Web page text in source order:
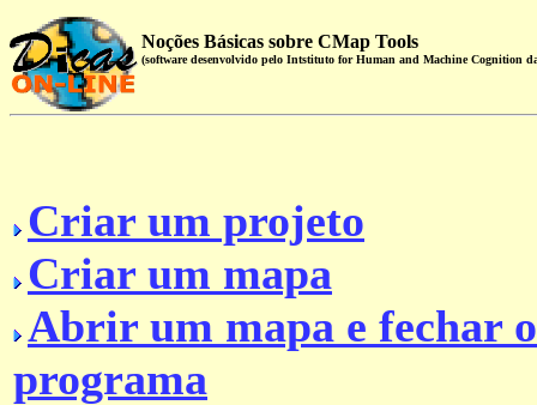
Noções Básicas sobre CMap Tools
(software desenvolvido pelo Intstituto for Human and Machine Cognition
Criar um projeto
Criar um mapa
Abrir um mapa e fechar o
programa